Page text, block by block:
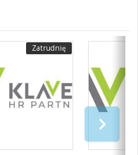
Zatrudnię